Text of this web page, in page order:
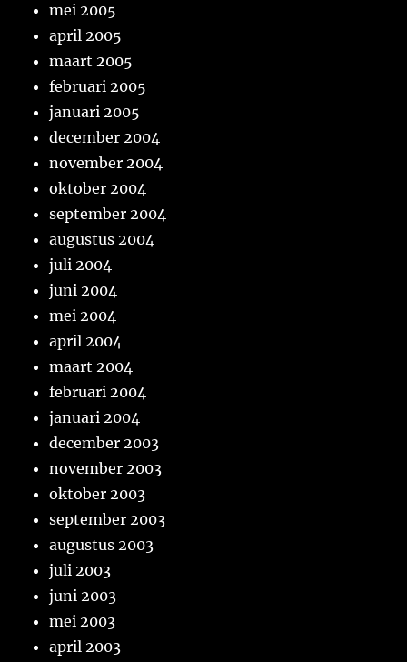
mei 2005
april 2005
maart 2005
februari 2005
januari 2005
december 2004
november 2004
oktober 2004
september 2004
augustus 2004
juli 2004
juni 2004
mei 2004
april 2004
maart 2004
februari 2004
januari 2004
december 2003
november 2003
oktober 2003
september 2003
augustus 2003
juli 2003
juni 2003
mei 2003
april 2003